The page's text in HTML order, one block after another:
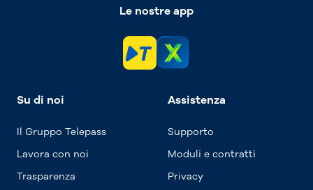
Le nostre app
Su di noi
Il Gruppo Telepass
Lavora con noi
Trasparenza
Assistenza
Supporto
Moduli e contratti
Privacy